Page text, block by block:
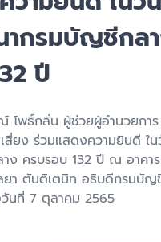
ากรมบัญชีกล
ปี
โพธิ์กลิ่น ผู้ช่วยผู้อำนวยกา
สี่ยง ร่วมแสดงความยินดี ใ
ง ครบรอบ 132 ปี ณ อาคา
ยา ตันติเตมิท อธิบดีกรมบัญ
นที่ 7 ตุลาคม 2565